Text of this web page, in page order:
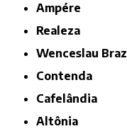
Ampére
Realeza
Wenceslau Braz
Contenda
Cafelândia
Altônia